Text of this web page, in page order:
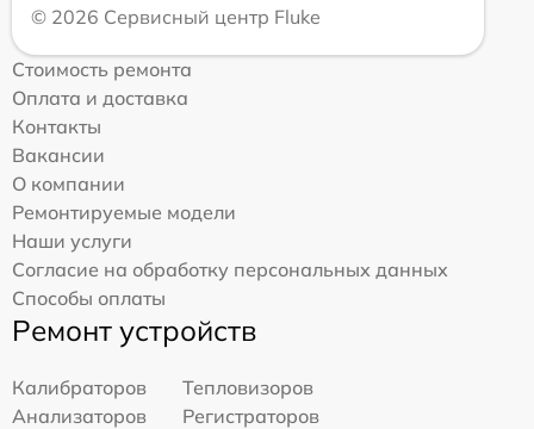
© 2026 Сервисный центр Fluke
Стоимость ремонта
Оплата и доставка
Контакты
Вакансии
О компании
Ремонтируемые модели
Наши услуги
Согласие на обработку персональных данных
Способы оплаты
Ремонт устройств
Калибраторов
Тепловизоров
Анализаторов
Регистраторов